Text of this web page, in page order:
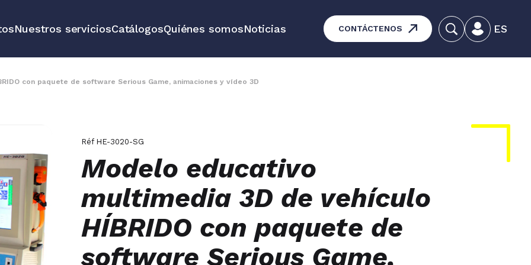
de
Soluciones educativas - Mantenimiento de
vehículos y equipos
Nuestros serviciosCatálogosQuiénes somosNoticias CONTÁCTENOS ES
con paquete de software Serious Game, animaciones y vídeo 3D
Réf HE-3020-SG
Modelo educativo
multimedia 3D de vehículo
HÍBRIDO con paquete de
software Serious Game,